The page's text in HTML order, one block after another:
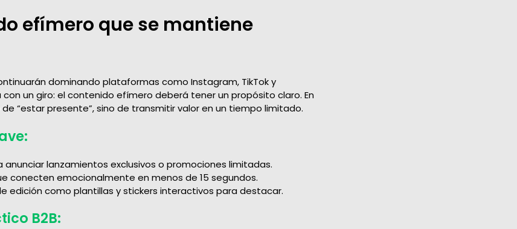
efímero que se mantiene
dominando plataformas como Instagram, TikTok y
un giro: el contenido efímero deberá tener un propósito claro. En
“estar presente”, sino de transmitir valor en un tiempo limitado.
anunciar lanzamientos exclusivos o promociones limitadas.
conecten emocionalmente en menos de 15 segundos.
edición como plantillas y stickers interactivos para destacar.
B2B: